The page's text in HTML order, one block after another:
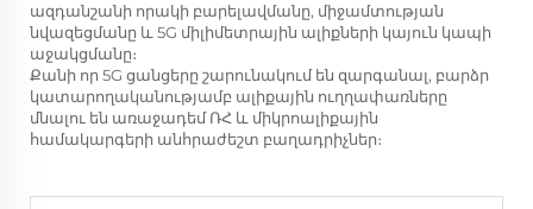
ազդանշանի որակի բարելավմանը, միջամտության
նվազեցմանը և 5G միլիմետրային ալիքների կայուն կապի
աջակցմանը։
Քանի որ 5G ցանցերը շարունակում են զարգանալ, բարձր
կատարողականությամբ ալիքային ուղղափառները
մնալու են առաջադեմ ՌՀ և միկրոալիքային
համակարգերի անհրաժեշտ բաղադրիչներ։